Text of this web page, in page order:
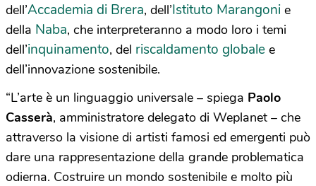
dell’Accademia di Brera, dell’Istituto Marangoni e
della Naba, che interpreteranno a modo loro i temi
dell’inquinamento, del riscaldamento globale e
dell’innovazione sostenibile.
“L’arte è un linguaggio universale – spiega Paolo
Casserà, amministratore delegato di Weplanet – che
attraverso la visione di artisti famosi ed emergenti può
dare una rappresentazione della grande problematica
odierna. Costruire un mondo sostenibile e molto più